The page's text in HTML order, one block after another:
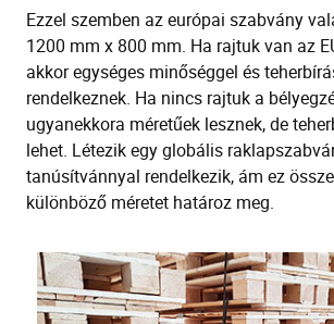
Ezzel szemben az európai szabvány
1200 mm x 800 mm. Ha rajtuk van az
akkor egységes minőséggel és
rendelkeznek. Ha nincs rajtuk a
ugyanekkora méretűek lesznek, de
lehet. Létezik egy globális
tanúsítvánnyal rendelkezik, ám ez
különböző méretet határoz meg.